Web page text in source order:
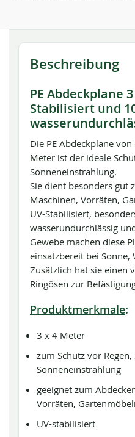
Beschreibung
PE Abdeckplane
Stabilisiert und
Die PE Abdeckplane
Meter ist der ideale
Sonneneinstrahlung.
Sie dient besonders gut
Maschinen, Vorräten,
UV-Stabilisiert,
wasserundurchlässig
Gewebe machen diese
einsatzbereit bei Sonne,
Zusätzlich hat sie einen
Ringösen zur
Produktmerkmale:
3 x 4 Meter
zum Schutz vor Regen,
Sonneneinstrahlung
geeignet zum
Vorräten,
UV-stabilisiert